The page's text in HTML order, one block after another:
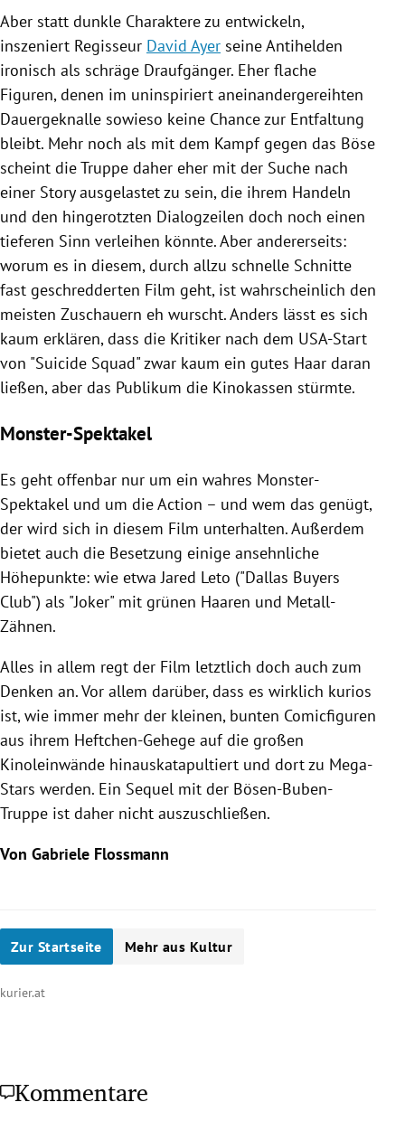
Aber statt dunkle Charaktere zu entwickeln,
inszeniert Regisseur David Ayer seine Antihelden
ironisch als schräge Draufgänger. Eher flache
Figuren, denen im uninspiriert aneinandergereihten
Dauergeknalle sowieso keine Chance zur Entfaltung
bleibt. Mehr noch als mit dem Kampf gegen das Böse
scheint die Truppe daher eher mit der Suche nach
einer Story ausgelastet zu sein, die ihrem Handeln
und den hingerotzten Dialogzeilen doch noch einen
tieferen Sinn verleihen könnte. Aber andererseits:
worum es in diesem, durch allzu schnelle Schnitte
fast geschredderten Film geht, ist wahrscheinlich den
meisten Zuschauern eh wurscht. Anders lässt es sich
kaum erklären, dass die Kritiker nach dem USA-Start
von "Suicide Squad" zwar kaum ein gutes Haar daran
ließen, aber das Publikum die Kinokassen stürmte.
Monster-Spektakel
Es geht offenbar nur um ein wahres Monster-
Spektakel und um die Action – und wem das genügt,
der wird sich in diesem Film unterhalten. Außerdem
bietet auch die Besetzung einige ansehnliche
Höhepunkte: wie etwaJared Leto ("Dallas Buyers
Club") als "Joker" mit grünen Haaren und Metall-
Zähnen.
Alles in allem regt der Film letztlich doch auch zum
Denken an. Vor allem darüber, dass es wirklich kurios
ist, wie immer mehr der kleinen, bunten Comicfiguren
aus ihrem Heftchen-Gehege auf die großen
Kinoleinwände hinauskatapultiert und dort zu Mega-
Stars werden. Ein Sequel mit der Bösen-Buben-
Truppe ist daher nicht auszuschließen.
Von Gabriele Flossmann
Zur Startseite Mehr aus Kultur
kurier.at
Kommentare